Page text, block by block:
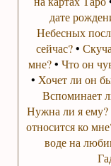
дате
Небесных
сейчас?•
мне?• Что он
• Хочет ли он
Вспоминает
Нужна ли я ему?
относится ко
воде на